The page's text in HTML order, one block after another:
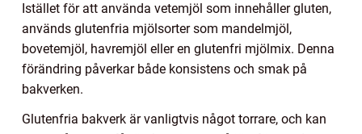
Istället för att använda vetemjöl som innehåller gluten,
används glutenfria mjölsorter som mandelmjöl,
bovetemjöl, havremjöl eller en glutenfri mjölmix. Denna
förändring påverkar både konsistens och smak på
bakverken.
Glutenfria bakverk är vanligtvis något torrare, och kan